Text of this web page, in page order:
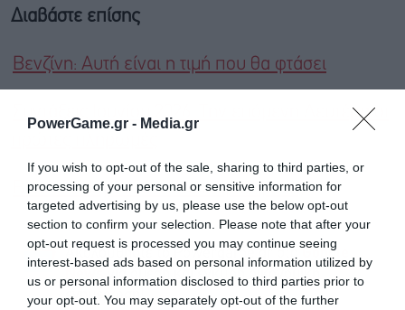
PowerGame.gr - Media.gr
If you wish to opt-out of the sale, sharing to third parties, or
processing of your personal or sensitive information for
targeted advertising by us, please use the below opt-out
section to confirm your selection. Please note that after your
opt-out request is processed you may continue seeing
interest-based ads based on personal information utilized by
us or personal information disclosed to third parties prior to
your opt-out. You may separately opt-out of the further
Διαβάστε επίσης
Βενζίνη: Αυτή είναι η τιμή που θα φτάσει
Συντάξεις Ιουνίου 2026: Την επόμενη Δευτέρα οι
Black Friday 2026: Πότε πέφτει φέτος
Ακολουθήστε το Powergame.gr στο
Google
για άμεση και έγκυρη οικονομική
ενημέρωση!